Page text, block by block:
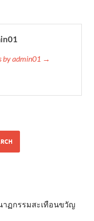
by admin01 →
าฏกรรมสะเทือนขวัญ